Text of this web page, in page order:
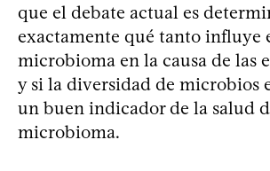
que el debate actual es
exactamente qué tanto influye
microbioma en la causa de las
y si la diversidad de microbios
un buen indicador de la salud
microbioma.